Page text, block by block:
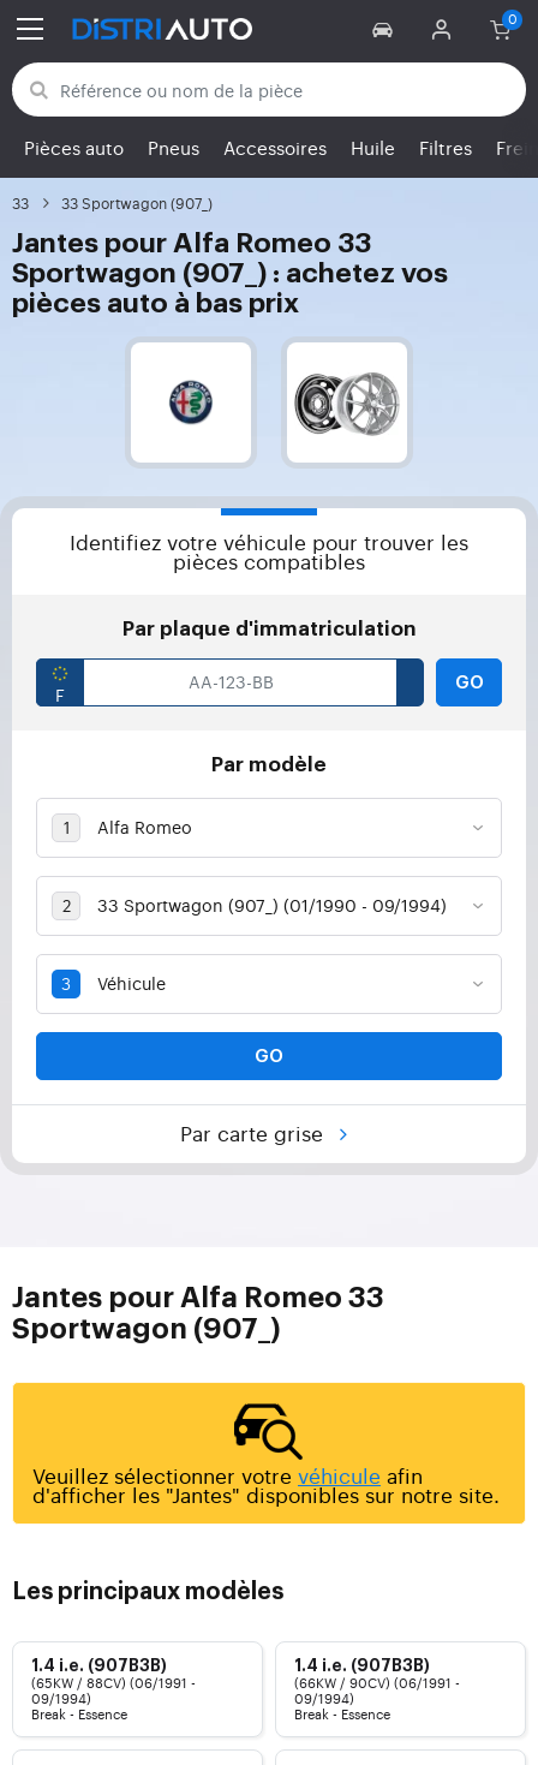
Retour aux catégories
Pièces auto Pneus Accessoires Huile Filtres
33 33 Sportwagon (907_)
Jantes pour Alfa Romeo 33
Sportwagon (907_) : achetez vos
pièces auto à bas prix
Identifiez votre véhicule pour trouver les
pièces compatibles
Par plaque d'immatriculation
GO
Par modèle
GO
Par carte grise
Jantes pour Alfa Romeo 33
Sportwagon (907_)
Veuillez sélectionner votre véhicule afin
d'afficher les "Jantes" disponibles sur notre site.
Les principaux modèles
1.4 i.e. (907B3B)
(65KW / 88CV) (06/1991 -
09/1994)
Break - Essence
1.4 i.e. (907B3B)
(66KW / 90CV) (06/1991 -
09/1994)
Break - Essence